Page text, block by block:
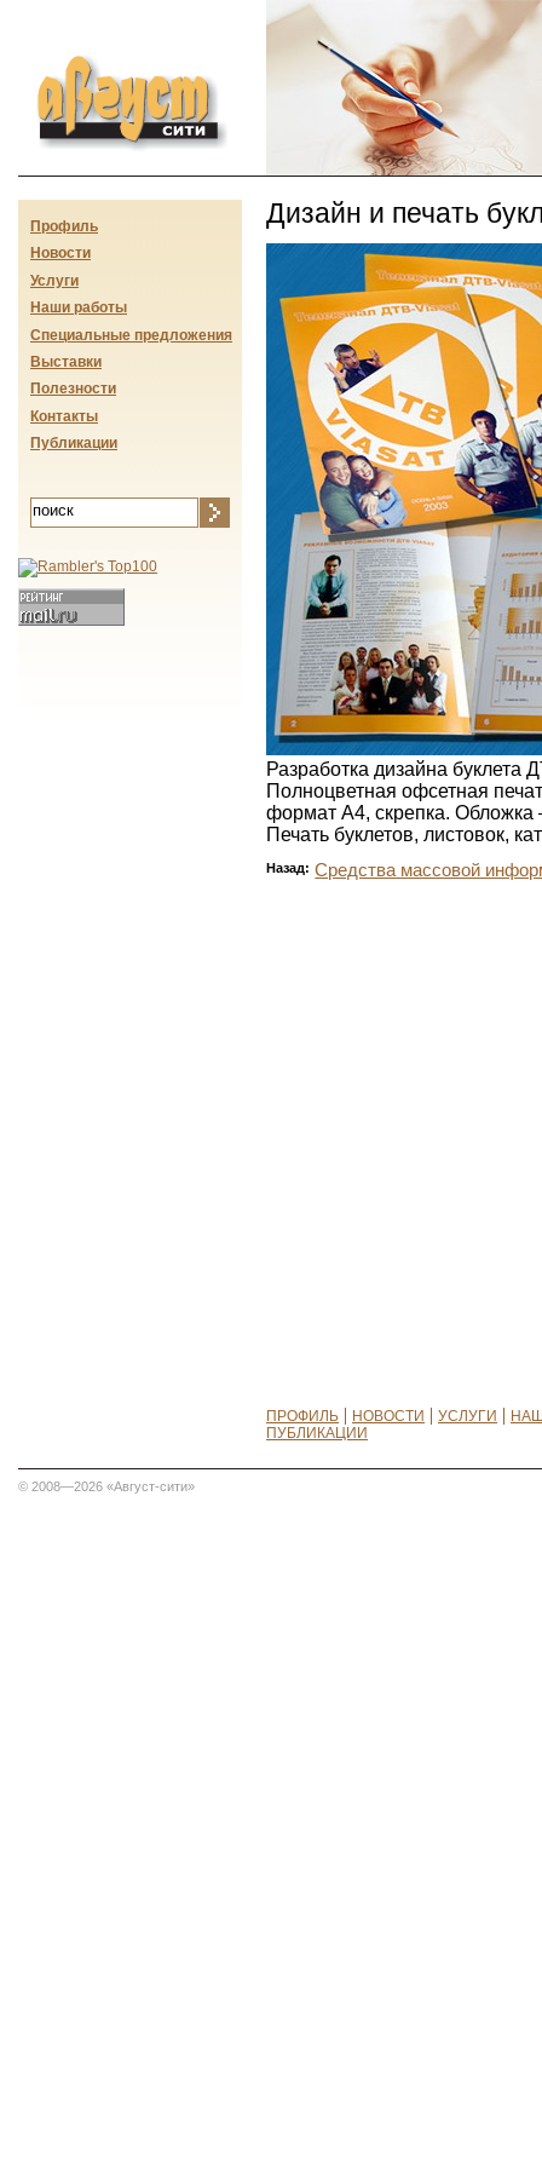
Август-сити
Дизайн и печать
Разработка дизайна буклета
Полноцветная офсетная
формат А4, скрепка.
Печать буклетов, листовок,
Назад: Средства массовой
Профиль
Новости
Услуги
Наши работы
Специальные предложения
Выставки
Полезности
Контакты
Публикации
ПРОФИЛЬ НОВОСТИ УСЛУГИ
ПУБЛИКАЦИИ
© 2008—2026 «Август-сити»